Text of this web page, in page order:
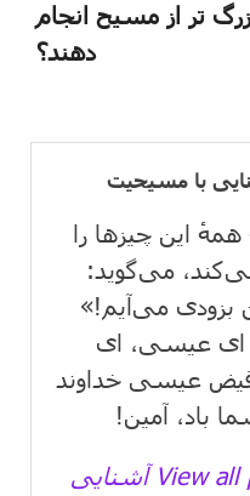
تر از مسیح انجام
دهند؟
این چیزها را
می‌گوید:
بزودی می‌آیم!»
ای عیسی، ای
فیض عیسی خداوند
باد، آمین!
View all posts by آشنایی